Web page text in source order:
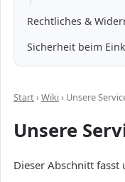
Hilfe:
Rechtliches &
Hilfe:
Sicherheit beim
Start›Wiki› Unsere
Unsere
Dieser Abschnitt fasst